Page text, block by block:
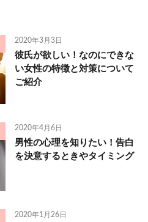
2020年3月3日
彼氏が欲しい！なのにできな
い女性の特徴と対策について
ご紹介
2020年4月6日
男性の心理を知りたい！告白
を決意するときやタイミング
2020年1月26日